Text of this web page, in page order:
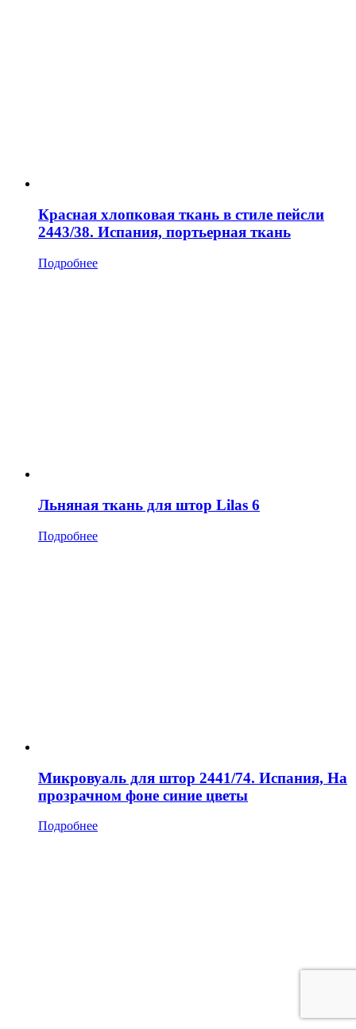
Красная хлопковая ткань в стиле пейсли
2443/38. Испания, портьерная ткань
Подробнее
Льняная ткань для штор Lilas 6
Подробнее
Микровуаль для штор 2441/74. Испания, На
прозрачном фоне синие цветы
Подробнее